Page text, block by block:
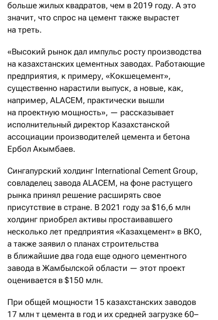
больше жилых квадратов, чем в 2019 году. А это
значит, что спрос на цемент также вырастет
на треть.
«Высокий рынок дал импульс росту производства
на казахстанских цементных заводах. Работающие
предприятия, к примеру, «Кокшецемент»,
существенно нарастили выпуск, а новые, как,
например, ALACEM, практически вышли
на проектную мощность», — рассказывает
исполнительный директор Казахстанской
ассоциации производителей цемента и бетона
Ербол Акымбаев.
Сингапурский холдинг International Cement Group,
совладелец завода ALACEM, на фоне растущего
рынка принял решение расширять свое
присутствие в стране. В 2021 году за $16,6 млн
холдинг приобрел активы простаивавшего
несколько лет предприятия «Казахцемент» в ВКО,
а также заявил о планах строительства
в ближайшие два года еще одного цементного
завода в Жамбылской области — этот проект
оценивается в $150 млн.
При общей мощности 15 казахстанских заводов
17 млн т цемента в год и их средней загрузке 60–